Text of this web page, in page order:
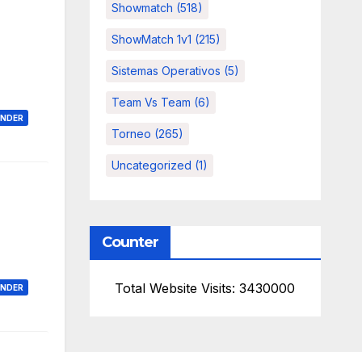
Showmatch (518)
ShowMatch 1v1 (215)
Sistemas Operativos (5)
Team Vs Team (6)
Torneo (265)
Uncategorized (1)
Counter
Total Website Visits: 3430000